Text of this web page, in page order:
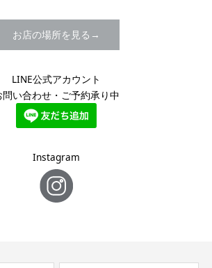
お店の場所を見る
LINE公式アカウント
問い合わせ・ご予約承り中
Instagram